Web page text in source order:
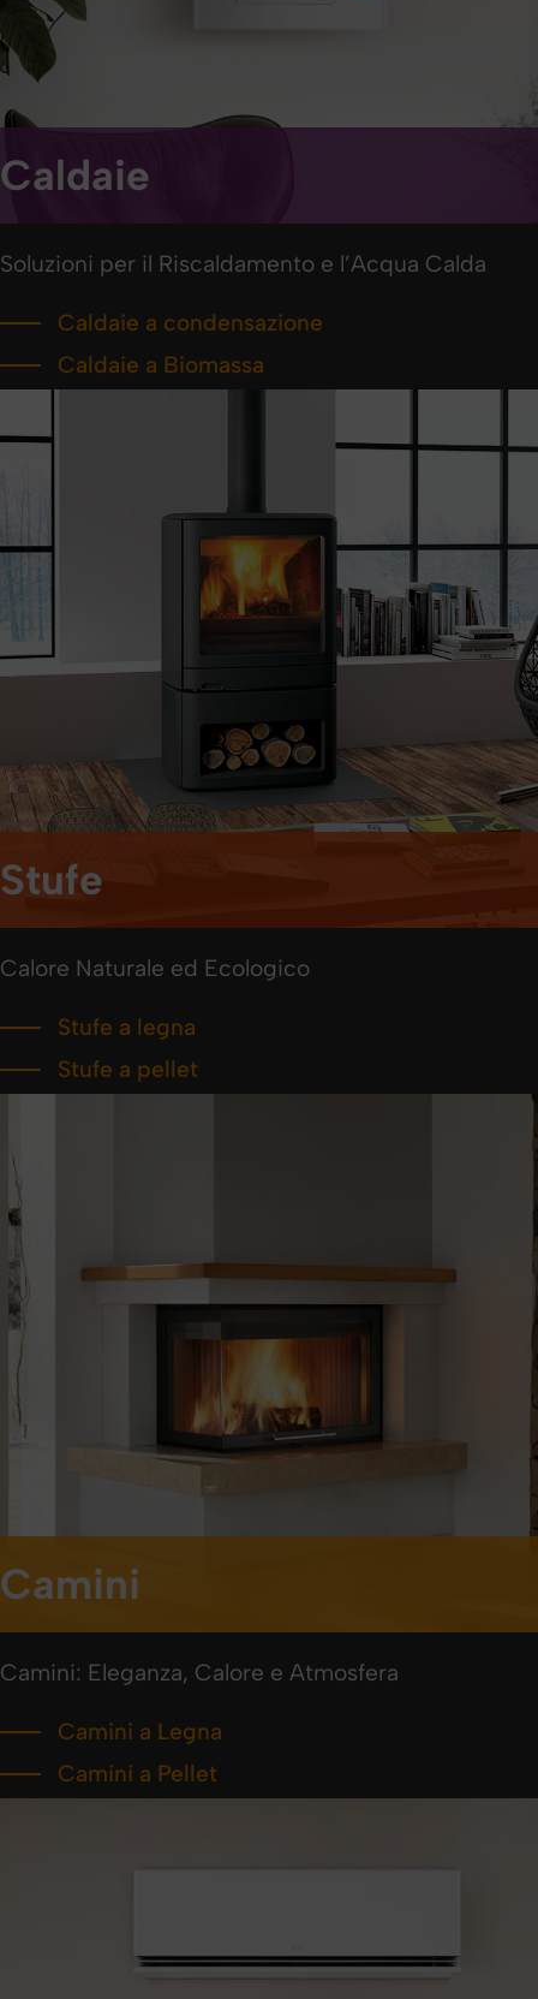
Caldaie
Soluzioni per il Riscaldamento e l’Acqua Calda
Caldaie a condensazione
Caldaie a Biomassa
Stufe
Calore Naturale ed Ecologico
Stufe a legna
Stufe a pellet
Camini
Camini: Eleganza, Calore e Atmosfera
Camini a Legna
Camini a Pellet